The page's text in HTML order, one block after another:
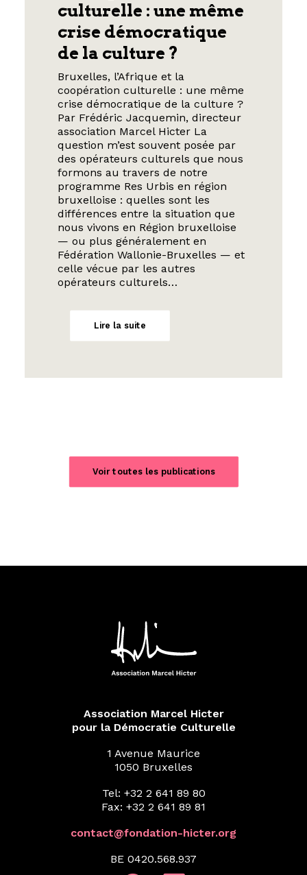
culturelle : une même
crise démocratique
de la culture ?
Bruxelles, l’Afrique et la
coopération culturelle : une même
crise démocratique de la culture ?
Par Frédéric Jacquemin, directeur
association Marcel Hicter La
question m’est souvent posée par
des opérateurs culturels que nous
formons au travers de notre
programme Res Urbis en région
bruxelloise : quelles sont les
différences entre la situation que
nous vivons en Région bruxelloise
— ou plus généralement en
Fédération Wallonie-Bruxelles — et
celle vécue par les autres
opérateurs culturels…
Lire la suite
Voir toutes les publications
Association Marcel Hicter
pour la Démocratie Culturelle
1 Avenue Maurice
1050 Bruxelles
Tel: +32 2 641 89 80
Fax: +32 2 641 89 81
contact@fondation-hicter.org
BE 0420.568.937